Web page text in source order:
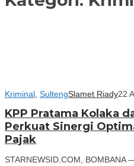
Kriminal SultengSlamet Riady22
KPP Pratama Kolaka
Perkuat Sinergi
Pajak
STARNEWSID.COM,